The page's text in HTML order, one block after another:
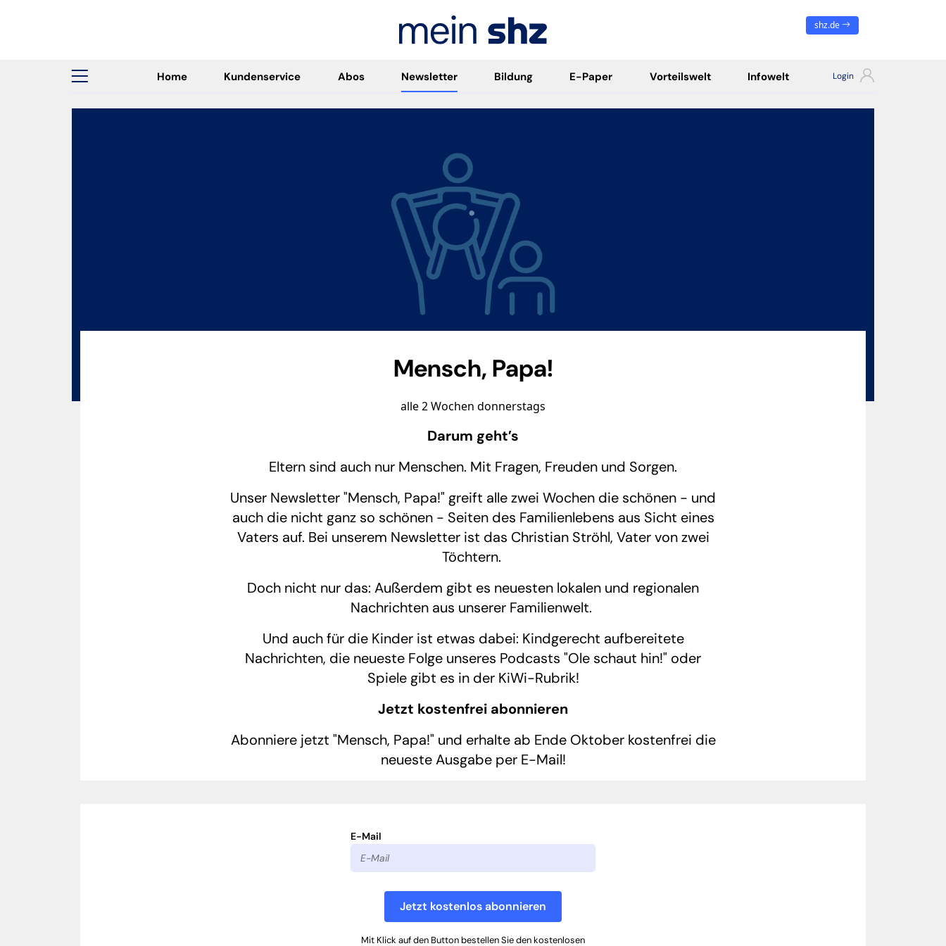
shz.de
Home Kundenservice Abos Newsletter Bildung E-Paper Vorteilswelt Infowelt
Mensch, Papa!
alle 2 Wochen donnerstags
Darum geht’s
Eltern sind auch nur Menschen. Mit Fragen, Freuden und Sorgen.
Unser Newsletter "Mensch, Papa!" greift alle zwei Wochen die schönen - und
auch die nicht ganz so schönen - Seiten des Familienlebens aus Sicht eines
Vaters auf. Bei unserem Newsletter ist das Christian Ströhl, Vater von zwei
Töchtern.
Doch nicht nur das: Außerdem gibt es neuesten lokalen und regionalen
Nachrichten aus unserer Familienwelt.
Und auch für die Kinder ist etwas dabei: Kindgerecht aufbereitete
Nachrichten, die neueste Folge unseres Podcasts "Ole schaut hin!" oder
Spiele gibt es in der KiWi-Rubrik!
Jetzt kostenfrei abonnieren
Abonniere jetzt "Mensch, Papa!" und erhalte ab Ende Oktober kostenfrei die
neueste Ausgabe per E-Mail!
E-Mail
Jetzt kostenlos abonnieren
Mit Klick auf den Button bestellen Sie den kostenlosen